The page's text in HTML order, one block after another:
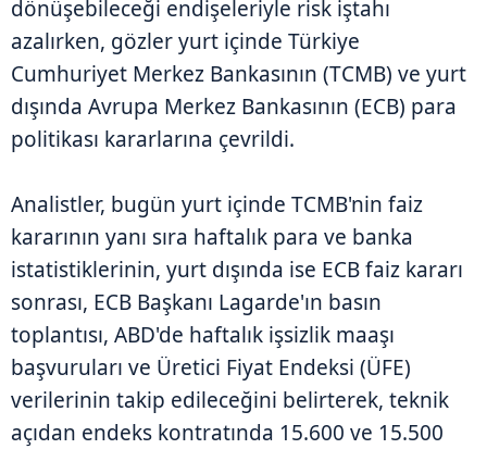
dönüşebileceği endişeleriyle risk iştahı
azalırken, gözler yurt içinde Türkiye
Cumhuriyet Merkez Bankasının (TCMB) ve yurt
dışında Avrupa Merkez Bankasının (ECB) para
politikası kararlarına çevrildi.
Analistler, bugün yurt içinde TCMB'nin faiz
kararının yanı sıra haftalık para ve banka
istatistiklerinin, yurt dışında ise ECB faiz kararı
sonrası, ECB Başkanı Lagarde'ın basın
toplantısı, ABD'de haftalık işsizlik maaşı
başvuruları ve Üretici Fiyat Endeksi (ÜFE)
verilerinin takip edileceğini belirterek, teknik
açıdan endeks kontratında 15.600 ve 15.500